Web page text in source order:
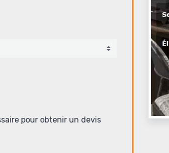
pour obtenir un devis